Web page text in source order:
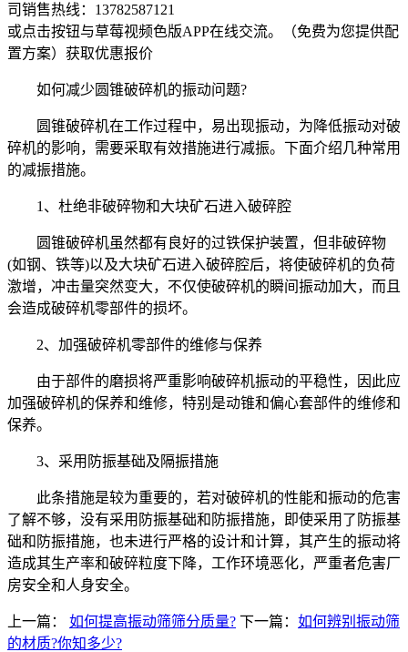
司销售热线： 13782587121
或点击按钮与草莓视频色版APP在线交流。（免费为您提供配
置方案） 获取优惠报价
如何减少圆锥破碎机的振动问题?
圆锥破碎机在工作过程中，易出现振动，为降低振动对破
碎机的影响，需要采取有效措施进行减振。下面介绍几种常用
的减振措施。
1、杜绝非破碎物和大块矿石进入破碎腔
圆锥破碎机虽然都有良好的过铁保护装置，但非破碎物
(如钢、铁等)以及大块矿石进入破碎腔后，将使破碎机的负荷
激增，冲击量突然变大，不仅使破碎机的瞬间振动加大，而且
会造成破碎机零部件的损坏。
2、加强破碎机零部件的维修与保养
由于部件的磨损将严重影响破碎机振动的平稳性，因此应
加强破碎机的保养和维修，特别是动锥和偏心套部件的维修和
保养。
3、采用防振基础及隔振措施
此条措施是较为重要的，若对破碎机的性能和振动的危害
了解不够，没有采用防振基础和防振措施，即使采用了防振基
础和防振措施，也未进行严格的设计和计算，其产生的振动将
造成其生产率和破碎粒度下降，工作环境恶化，严重者危害厂
房安全和人身安全。
上一篇： 如何提高振动筛筛分质量? 下一篇： 如何辨别振动筛
的材质?你知多少?